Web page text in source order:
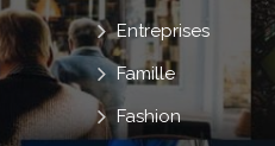
Entreprises
Famille
Fashion